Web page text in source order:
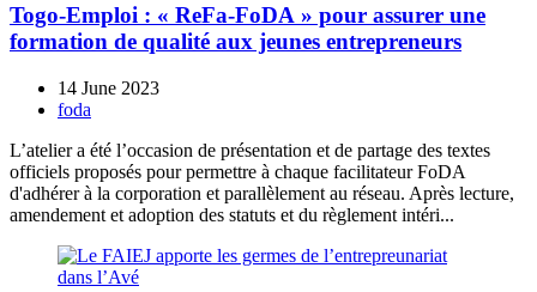
Togo-Emploi : « ReFa-FoDA » pour assurer une
formation de qualité aux jeunes entrepreneurs
14 June 2023
foda
L’atelier a été l’occasion de présentation et de partage des textes
officiels proposés pour permettre à chaque facilitateur FoDA
d'adhérer à la corporation et parallèlement au réseau. Après lecture,
amendement et adoption des statuts et du règlement intéri...